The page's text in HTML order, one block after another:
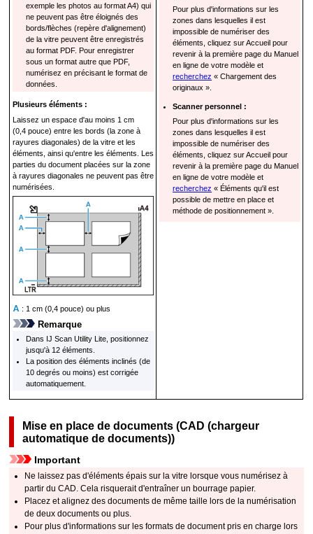
exemple les photos au format A4) qui
ne peuvent pas être éloignés des
bords/flèches (repère d'alignement)
de la vitre peuvent être enregistrés
au formatPDF. Pour enregistrer
sous un format autre quePDF,
numérisez en précisant le format de
données.
Plusieurs éléments :
Laissez un espace d'au moins 1 cm
(0,4 pouce) entre les bords (la zone à
rayures diagonales) de la vitre et les
éléments, ainsi qu'entre les éléments. Les
parties du document placées sur la zone
à rayures diagonales ne peuvent pas être
numérisées.
: 1 cm (0,4 pouce) ou plus
Remarque
Dans IJ Scan Utility Lite , positionnez
jusqu'à 12 éléments.
La position des éléments inclinés (de
10 degrés ou moins) est corrigée
automatiquement.
Pour plus d'informations sur les
zones dans lesquelles il est
impossible de numériser des
éléments, cliquez sur Accueil pour
revenir à la première page du Manuel
en ligne de votre modèle et
recherchez « Chargement des
originaux ».
Scanner personnel :
Pour plus d'informations sur les
zones dans lesquelles il est
impossible de numériser des
éléments, cliquez sur Accueil pour
revenir à la première page du Manuel
en ligne de votre modèle et
recherchez « Éléments qu'il est
possible de mettre en place et
méthode de positionnement ».
Mise en place de documents (CAD (chargeur
automatique de documents))
Important
Ne laissez pas d'éléments épais sur la vitre lorsque vous numérisez à
partir duCAD. Cela risquerait d'entraîner un bourrage papier.
Placez et alignez des documents de même taille lors de la numérisation
de deux documents ou plus.
Pour plus d'informations sur les formats de document pris en charge lors